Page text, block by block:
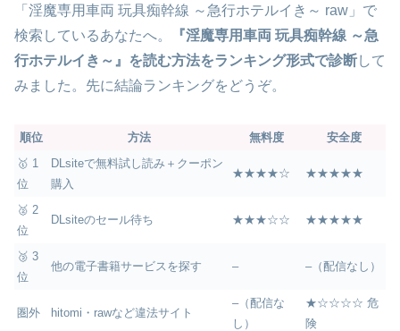
「淫魔専用車両 玩具痴幹線 ～急行ホテルイき～ raw」で
検索しているあなたへ。
『淫魔専用車両 玩具痴幹線 ～急
行ホテルイき～』を読む方法をランキング形式で診断して
みました。先に結論ランキングをどうぞ。
順位 方法 無料度
安全度
🥇 1
位
DLsiteで無料試し読み＋クーポン
購入
★★★★☆ ★★★★★
🥈 2
位
DLsiteのセール待ち ★★★☆☆ ★★★★★
🥉 3
位
他の電子書籍サービスを探す – –（配信なし）
圏外 hitomi・rawなど違法サイト
–（配信な
し）
★☆☆☆☆ 危
険